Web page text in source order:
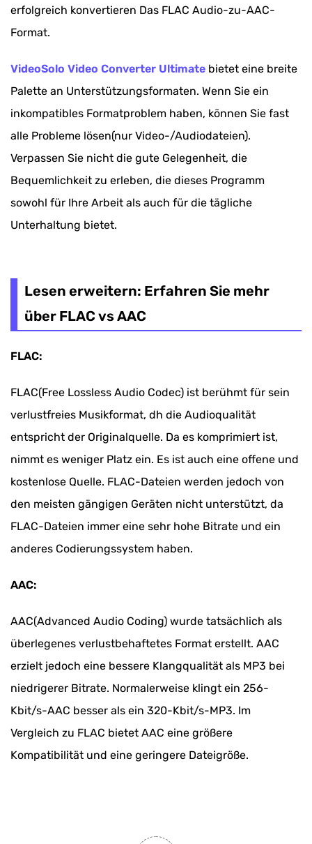
erfolgreich konvertieren Das FLAC Audio-zu-AAC-
Format.
VideoSolo Video Converter Ultimate bietet eine breite
Palette an Unterstützungsformaten. Wenn Sie ein
inkompatibles Formatproblem haben, können Sie fast
alle Probleme lösen(nur Video-/Audiodateien).
Verpassen Sie nicht die gute Gelegenheit, die
Bequemlichkeit zu erleben, die dieses Programm
sowohl für Ihre Arbeit als auch für die tägliche
Unterhaltung bietet.
Lesen erweitern: Erfahren Sie mehr
über FLAC vs AAC
FLAC:
FLAC(Free Lossless Audio Codec) ist berühmt für sein
verlustfreies Musikformat, dh die Audioqualität
entspricht der Originalquelle. Da es komprimiert ist,
nimmt es weniger Platz ein. Es ist auch eine offene und
kostenlose Quelle. FLAC-Dateien werden jedoch von
den meisten gängigen Geräten nicht unterstützt, da
FLAC-Dateien immer eine sehr hohe Bitrate und ein
anderes Codierungssystem haben.
AAC:
AAC(Advanced Audio Coding) wurde tatsächlich als
überlegenes verlustbehaftetes Format erstellt. AAC
erzielt jedoch eine bessere Klangqualität als MP3 bei
niedrigerer Bitrate. Normalerweise klingt ein 256-
Kbit/s-AAC besser als ein 320-Kbit/s-MP3. Im
Vergleich zu FLAC bietet AAC eine größere
Kompatibilität und eine geringere Dateigröße.